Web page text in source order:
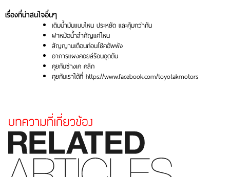
เรื่องที่น่าสนใจอื่นๆ
เติมน้ำมันแบบไหน ประหยัด และคุ้มกว่ากัน
ฝาหม้อน้ำสำคัญแค่ไหน
สัญญานเตือนก่อนโช๊คอัพพัง
อาการแผงคอยล์ร้อนอุดตัน
คุยกับช่างเค คลิก
คุยกับเราได้ที่ https://www.facebook.com/toyotakmotors